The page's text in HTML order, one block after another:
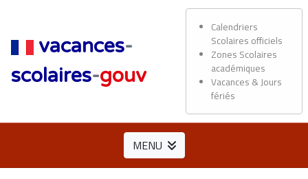
vacances-
scolaires-gouv
Calendriers
Scolaires officiels
Zones Scolaires
académiques
Vacances & Jours
fériés
MENU